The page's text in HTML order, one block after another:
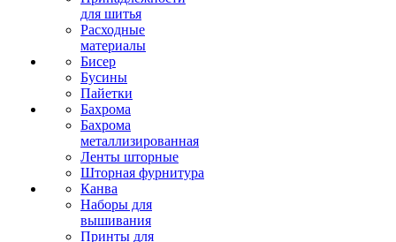
для шитья
Расходные
материалы
Бисер
Бусины
Пайетки
Бахрома
Бахрома
металлизированная
Ленты шторные
Шторная фурнитура
Канва
Наборы для
вышивания
Принты для